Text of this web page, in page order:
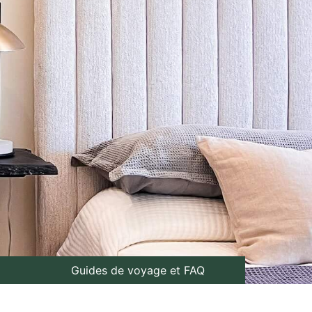
Guides de voyage et FAQ